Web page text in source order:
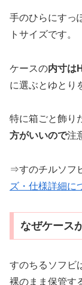
手のひらにすっ
トサイズです。
ケースの内寸は
に選ぶとゆとり
特に箱ごと飾り
方がいいので注
⇒すのチルソフ
ズ・仕様詳細に
なぜケース
すのちるソフビ
裸のまま保管す